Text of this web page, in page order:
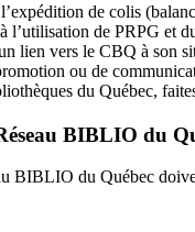
de colis
l’utilisation de PRPG et
lien vers le CBQ à
ou de
du Québec,
BIBLIO du
BIBLIO du Québec